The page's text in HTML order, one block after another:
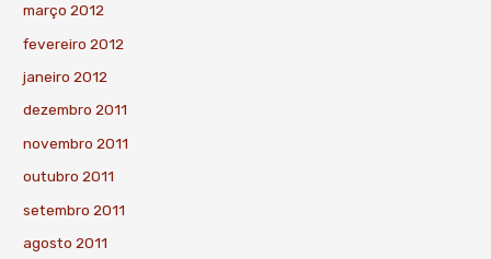
março 2012
fevereiro 2012
janeiro 2012
dezembro 2011
novembro 2011
outubro 2011
setembro 2011
agosto 2011